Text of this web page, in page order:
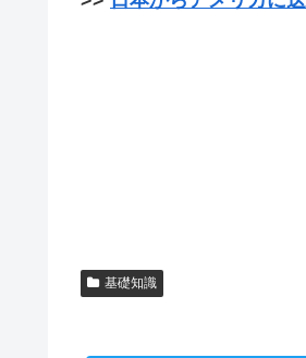
基礎知識